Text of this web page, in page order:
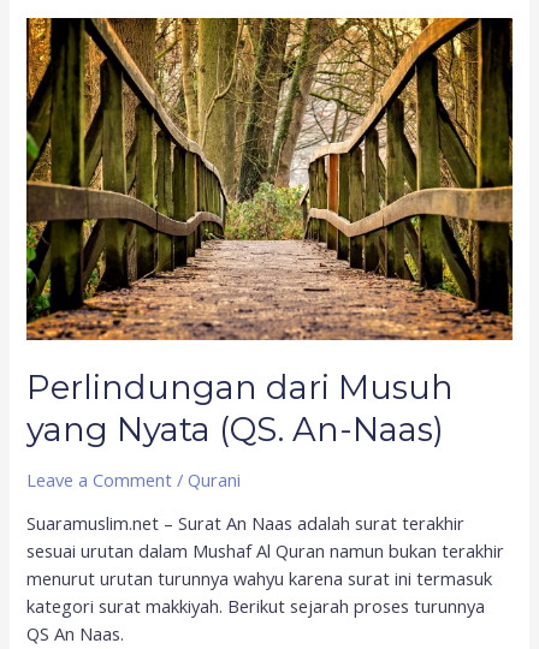
Perlindungan dari Musuh
yang Nyata (QS. An-Naas)
Leave a Comment /Qurani
Suaramuslim.net – Surat An Naas adalah surat terakhir
sesuai urutan dalam Mushaf Al Quran namun bukan terakhir
menurut urutan turunnya wahyu karena surat ini termasuk
kategori surat makkiyah. Berikut sejarah proses turunnya
QS An Naas.
Perlindungan
dari
Musuh
yang
Nyata
(QS.
An-
Naas)